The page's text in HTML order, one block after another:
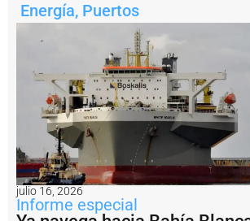
ó
n
i
7
0
a
ñ
o
Energía, Puertos
julio 16, 2026
Informe especial